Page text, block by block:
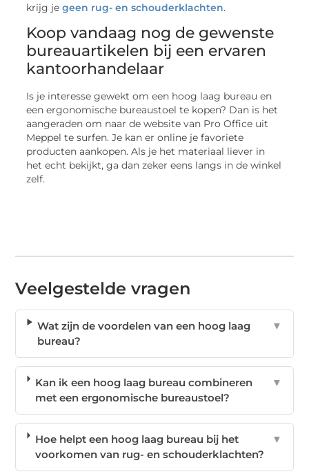
krijg jegeen rug- en schouderklachten.
Koop vandaag nog de gewenste
bureauartikelen bij een ervaren
kantoorhandelaar
Is je interesse gewekt om een hoog laag bureau en
een ergonomische bureaustoel te kopen? Dan is het
aangeraden om naar de website van Pro Office uit
Meppel te surfen. Je kan er online je favoriete
producten aankopen. Als je het materiaal liever in
het echt bekijkt, ga dan zeker eens langs in de winkel
zelf.
Veelgestelde vragen
Wat zijn de voordelen van een hoog laag
bureau?
▼
Kan ik een hoog laag bureau combineren
met een ergonomische bureaustoel?
▼
Hoe helpt een hoog laag bureau bij het
voorkomen van rug- en schouderklachten?
▼